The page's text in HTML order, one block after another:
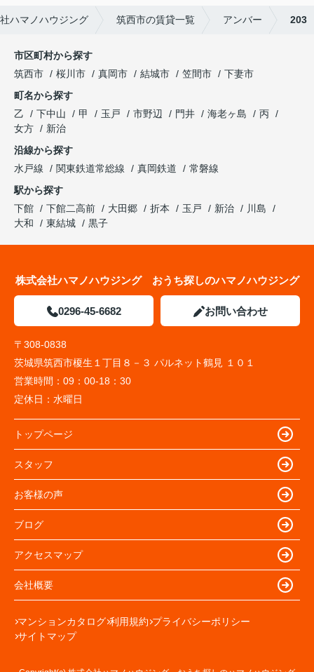
ハマノハウジング 筑西市の賃貸一覧 アンバー 203
市区町村から探す
筑西市
桜川市 真岡市 結城市 笠間市
下妻市
町名から探す
乙
下中山 甲 玉戸 市野辺 門井 海老ヶ島
丙
女方
新治
沿線から探す
水戸線
関東鉄道常総線 真岡鉄道
常磐線
駅から探す
下館
下館二高前 大田郷 折本 玉戸 新治
川島
大和
東結城 黒子
株式会社ハマノハウジング おうち探しのハマノハウジング
0296-45-6682 お問い合わせ
〒308-0838
茨城県筑西市榎生１丁目８－３ パルネット鶴見 １０１
営業時間： 09：00-18：30
定休日： 水曜日
トップページ
スタッフ
お客様の声
ブログ
アクセスマップ
会社概要
マンションカタログ 利用規約 プライバシーポリシー
サイトマップ